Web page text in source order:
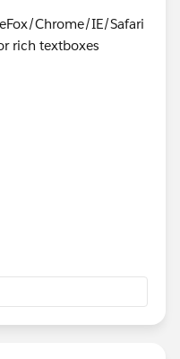
Chrome/IE/Safari
rich textboxes